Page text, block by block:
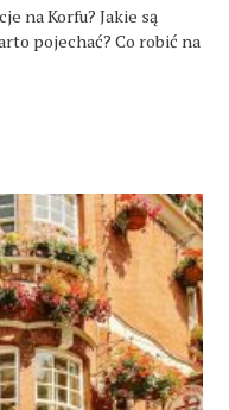
na Korfu? Jakie są
pojechać? Co robić na